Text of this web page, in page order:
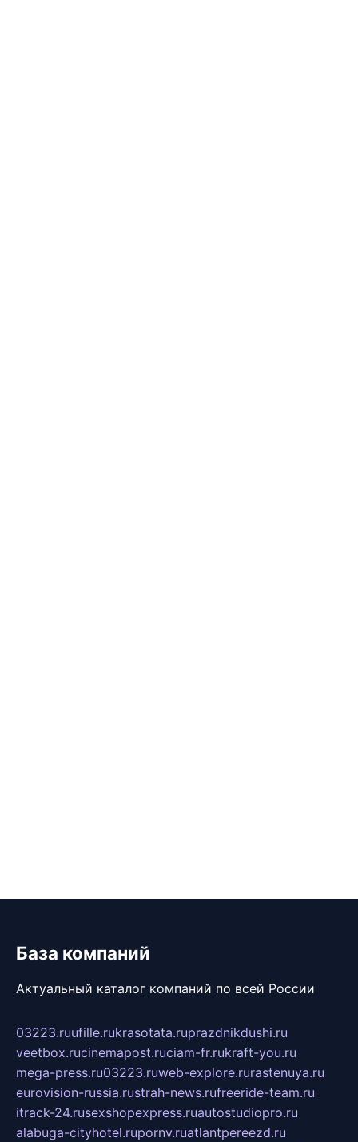
База компаний
Актуальный каталог компаний по всей России
03223.ruufille.rukrasotata.ruprazdnikdushi.ru
veetbox.rucinemapost.ruciam-fr.rukraft-you.ru
mega-press.ru03223.ruweb-explore.rurastenuya.ru
eurovision-russia.rustrah-news.rufreeride-team.ru
itrack-24.rusexshopexpress.ruautostudiopro.ru
alabuga-cityhotel.rupornv.ruatlantpereezd.ru